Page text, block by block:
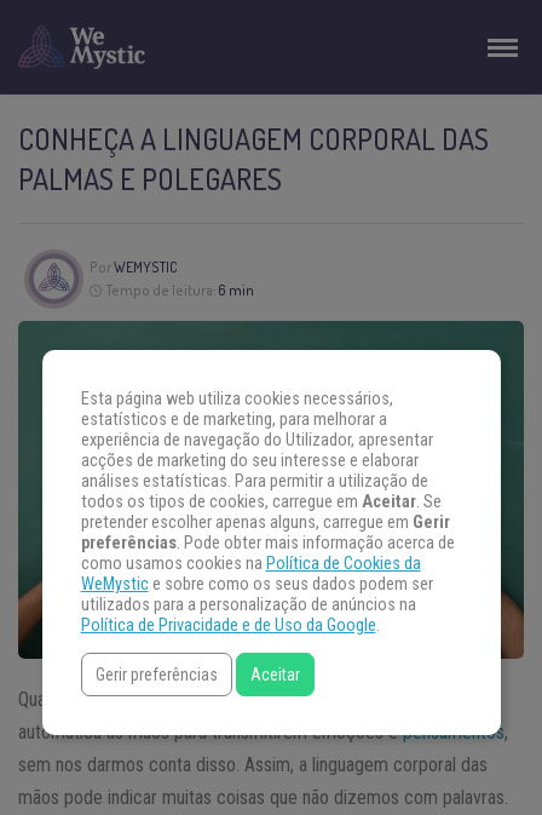
CONHEÇA A LINGUAGEM CORPORAL DAS
PALMAS E POLEGARES
PorWEMYSTIC
Tempo de leitura: 6 min
Quando nos comunicamos, nosso cérebro envolve de forma
automática as mãos para transmitirem emoções epensamentos,
sem nos darmos conta disso. Assim, a linguagem corporal das
mãos pode indicar muitas coisas que não dizemos com palavras.
Esta página web utiliza cookies necessários,
estatísticos e de marketing, para melhorar a
experiência de navegação do Utilizador, apresentar
acções de marketing do seu interesse e elaborar
análises estatísticas. Para permitir a utilização de
todos os tipos de cookies, carregue em Aceitar. Se
pretender escolher apenas alguns, carregue em Gerir
preferências. Pode obter mais informação acerca de
como usamos cookies na Política de Cookies da
WeMystice sobre como os seus dados podem ser
utilizados para a personalização de anúncios na
Política de Privacidade e de Uso da Google.
Gerir preferências Aceitar